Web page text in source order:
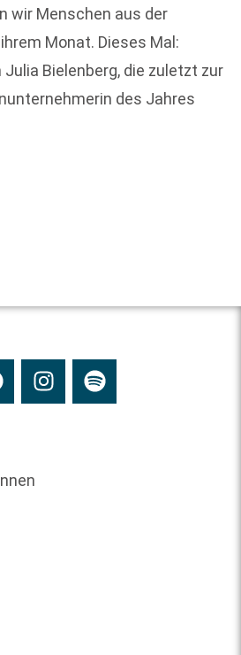
wir Menschen aus der
Monat. Dieses Mal:
Bielenberg, die zuletzt zur
des Jahres